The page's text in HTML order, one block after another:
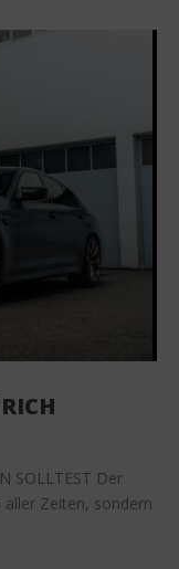
SOLLTEST Der
Zeiten, sondern